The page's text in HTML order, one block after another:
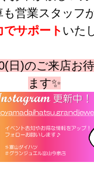
営業スタッフ
でサポートいた
日)のご来店お
ます✨